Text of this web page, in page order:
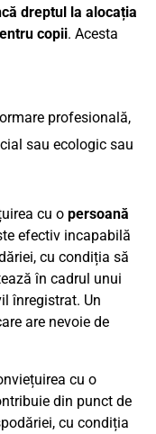
dreptul la alocația
copii. Acesta
profesională,
sau ecologic sau
cu o persoană
efectiv incapabilă
cu condiția să
în cadrul unui
înregistrat. Un
are nevoie de
cu o
din punct de
cu condiția